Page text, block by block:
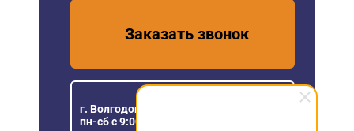
Заказать звонок
г. Волгодонск, ул.Степная, 98
пн-сб с 9:00 до 18:00